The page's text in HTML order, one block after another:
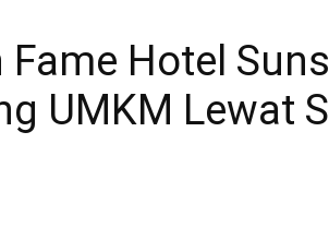
Fame Hotel
UMKM Lewat